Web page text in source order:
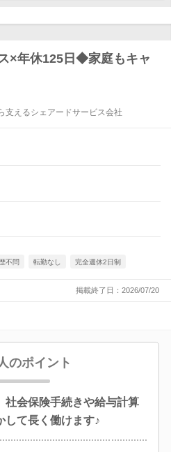
×年休125日◆家庭もキャ
支えるシェアードサービス会社
不問 転勤なし 完全週休2日制
掲載終了日：2026/07/20
のポイント
社会保険手続きや給与計算
して長く働けます♪